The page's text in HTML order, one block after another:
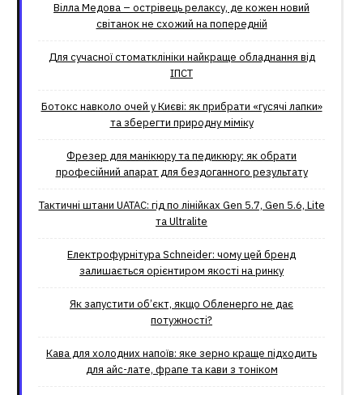
Вілла Медова – острівець релаксу, де кожен новий
світанок не схожий на попередній
Для сучасної стоматклініки найкраще обладнання від
ІПСТ
Ботокс навколо очей у Києві: як прибрати «гусячі лапки»
та зберегти природну міміку
Фрезер для манікюру та педикюру: як обрати
професійний апарат для бездоганного результату
Тактичні штани UATAC: гід по лінійках Gen 5.7, Gen 5.6, Lite
та Ultralite
Електрофурнітура Schneider: чому цей бренд
залишається орієнтиром якості на ринку
Як запустити об’єкт, якщо Обленерго не дає
потужності?
Кава для холодних напоїв: яке зерно краще підходить
для айс-лате, фрапе та кави з тоніком